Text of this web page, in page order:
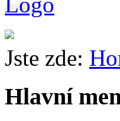
Jste zde:
Hlavní